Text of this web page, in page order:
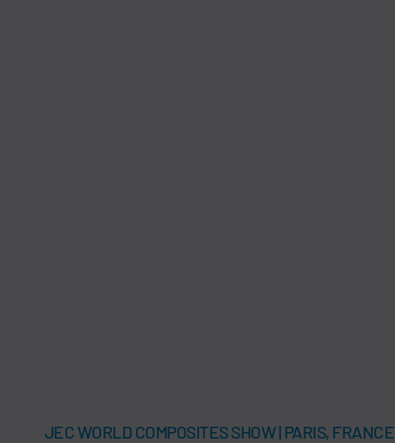
JEC WORLD COMPOSITES SHOW | PARIS, FRANCE